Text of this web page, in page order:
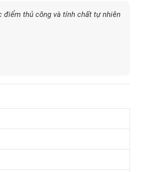
điểm thủ công và tính chất tự nhiên